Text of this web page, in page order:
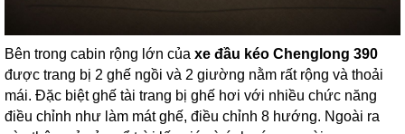
Bên trong cabin rộng lớn của xe đầu kéo Chenglong 390
được trang bị 2 ghế ngồi và 2 giường nằm rất rộng và thoải
mái. Đặc biệt ghế tài trang bị ghế hơi với nhiều chức năng
điều chỉnh như làm mát ghế, điều chỉnh 8 hướng. Ngoài ra